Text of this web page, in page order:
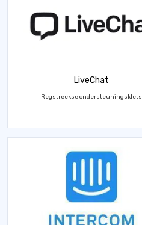
LiveChat
Regstreekse ondersteuningsklets